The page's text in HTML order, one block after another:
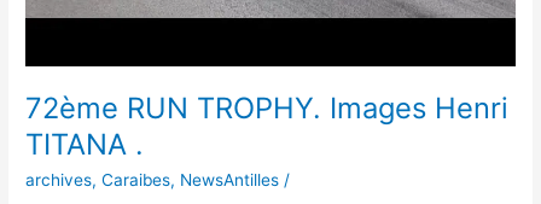
72ème RUN TROPHY. Images Henri
TITANA .
archives,Caraibes, NewsAntilles /